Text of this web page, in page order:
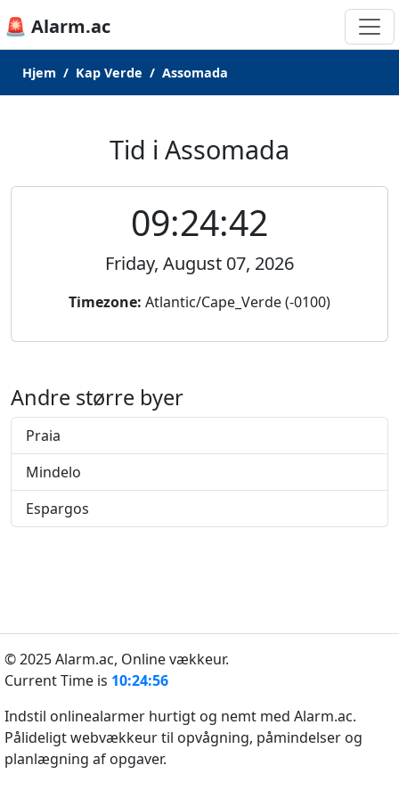
🚨 Alarm.ac
Hjem Kap Verde Assomada
Tid i Assomada
09:24:42
Friday, August 07, 2026
Timezone: Atlantic/Cape_Verde (-0100)
Andre større byer
Praia
Mindelo
Espargos
© 2025 Alarm.ac, Online vækkeur.
Current Time is 10:24:56
Indstil onlinealarmer hurtigt og nemt med Alarm.ac.
Pålideligt webvækkeur til opvågning, påmindelser og
planlægning af opgaver.